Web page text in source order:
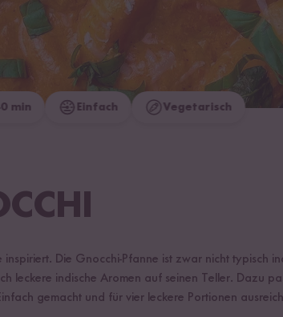
min Einfach Vegetarisch
inspiriert. Die Gnocchi-Pfanne ist zwar nicht typisch
leckere indische Aromen auf seinen Teller. Dazu
gemacht und für vier leckere Portionen